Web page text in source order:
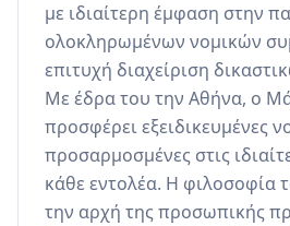
με ιδιαίτερη έμφαση στην
ολοκληρωμένων νομικών
επιτυχή διαχείριση
Με έδρα του την Αθήνα, ο
προσφέρει εξειδικευμένες
προσαρμοσμένες στις
κάθε εντολέα. Η φιλοσοφία
την αρχή της προσωπικής